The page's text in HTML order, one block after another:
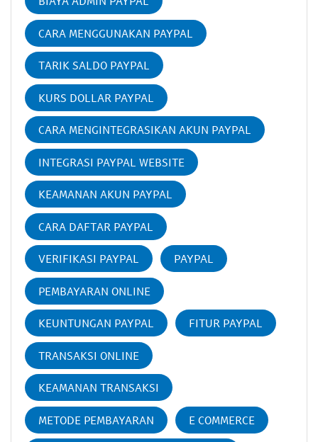
CARA MENGGUNAKAN PAYPAL
TARIK SALDO PAYPAL
KURS DOLLAR PAYPAL
CARA MENGINTEGRASIKAN AKUN PAYPAL
INTEGRASI PAYPAL WEBSITE
KEAMANAN AKUN PAYPAL
CARA DAFTAR PAYPAL
VERIFIKASI PAYPAL PAYPAL
PEMBAYARAN ONLINE
KEUNTUNGAN PAYPAL FITUR PAYPAL
TRANSAKSI ONLINE
KEAMANAN TRANSAKSI
METODE PEMBAYARAN E COMMERCE